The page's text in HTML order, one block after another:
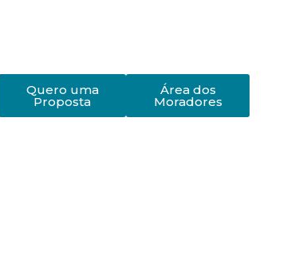
Quero uma
Proposta
Área dos
Moradores